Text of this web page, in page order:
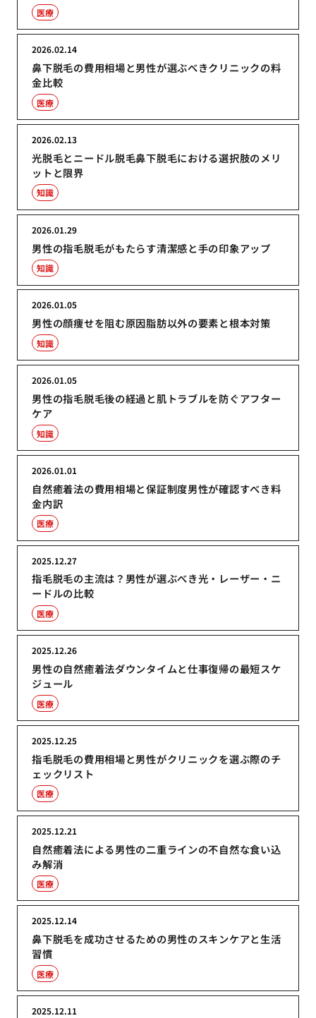
医療
鼻下脱毛の費用相場と男性が選ぶべきクリニックの料
金比較
2026.02.14
医療
光脱毛とニードル脱毛鼻下脱毛における選択肢のメリ
ットと限界
2026.02.13
知識
男性の指毛脱毛がもたらす清潔感と手の印象アップ
2026.01.29
知識
男性の顔痩せを阻む原因脂肪以外の要素と根本対策
2026.01.05
知識
男性の指毛脱毛後の経過と肌トラブルを防ぐアフター
ケア
2026.01.05
知識
自然癒着法の費用相場と保証制度男性が確認すべき料
金内訳
2026.01.01
医療
指毛脱毛の主流は？男性が選ぶべき光・レーザー・ニ
ードルの比較
2025.12.27
医療
男性の自然癒着法ダウンタイムと仕事復帰の最短スケ
ジュール
2025.12.26
医療
指毛脱毛の費用相場と男性がクリニックを選ぶ際のチ
ェックリスト
2025.12.25
医療
自然癒着法による男性の二重ラインの不自然な食い込
み解消
2025.12.21
医療
鼻下脱毛を成功させるための男性のスキンケアと生活
習慣
2025.12.14
医療
2025.12.11